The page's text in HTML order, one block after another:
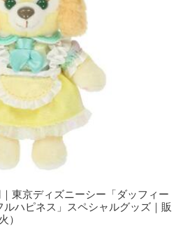
東京ディズニーシー「ダッフィー
ハピネス」スペシャルグッズ｜販
）